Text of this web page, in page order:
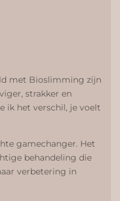
met Bioslimming zijn
strakker en
ik het verschil, je voelt
gamechanger. Het
behandeling die
verbetering in